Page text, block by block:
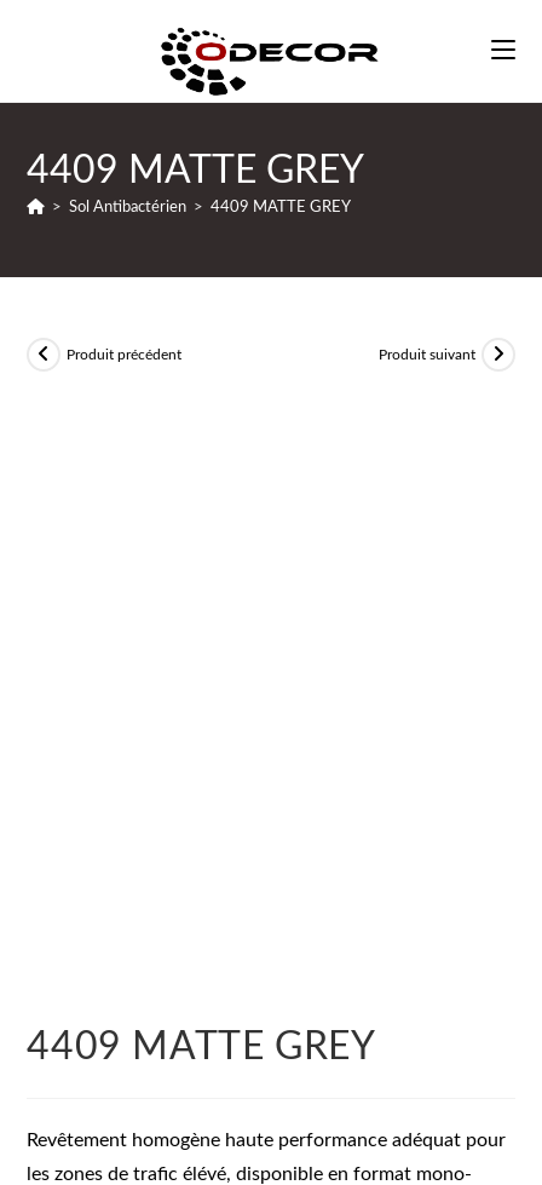
4409 MATTE GREY
> Sol Antibactérien > 4409 MATTE GREY
Produit précédent Produit suivant
4409 MATTE GREY
Revêtement homogène haute performance adéquat pour
les zones de trafic élévé, disponible en format mono-